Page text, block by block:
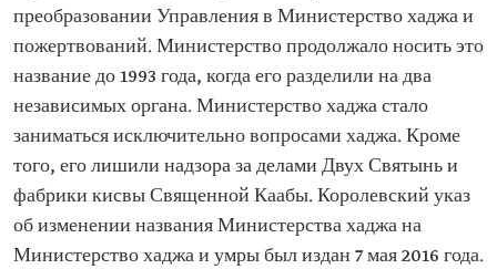
преобразовании Управления в Министерство хаджа и
пожертвований. Министерство продолжало носить это
название до 1993 года, когда его разделили на два
независимых органа. Министерство хаджа стало
заниматься исключительно вопросами хаджа. Кроме
того, его лишили надзора за делами Двух Святынь и
фабрики кисвы Священной Каабы. Королевский указ
об изменении названия Министерства хаджа на
Министерство хаджа и умры был издан 7 мая 2016 года.